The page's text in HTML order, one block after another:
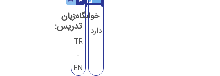
خوابگاه:
دارد
زبان
تدریس:
TR
-
EN